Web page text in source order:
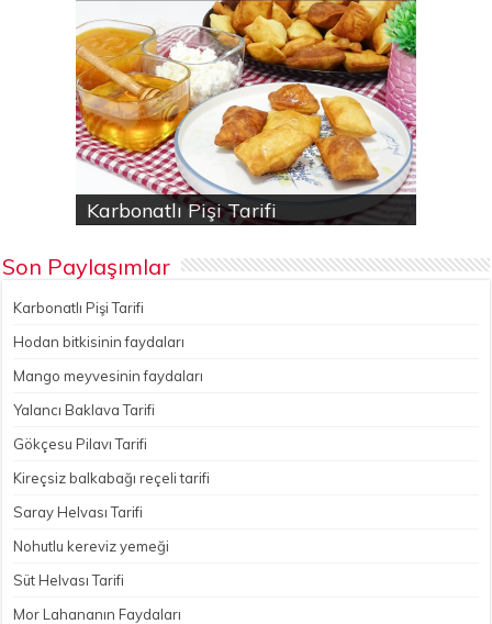
Karbonatlı Pişi Tarifi
Hodan bitkisinin faydaları
Yalancı Baklava Tarifi
Gökçesu Pilavı Tarifi
Nohutlu kereviz yemeği
Son Paylaşımlar
Karbonatlı Pişi Tarifi
Hodan bitkisinin faydaları
Mango meyvesinin faydaları
Yalancı Baklava Tarifi
Gökçesu Pilavı Tarifi
Kireçsiz balkabağı reçeli tarifi
Saray Helvası Tarifi
Nohutlu kereviz yemeği
Süt Helvası Tarifi
Mor Lahananın Faydaları